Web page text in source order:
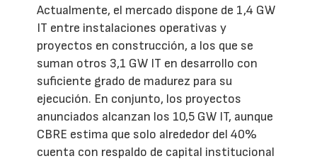
Actualmente, el mercado dispone de 1,4 GW
IT entre instalaciones operativas y
proyectos en construcción, a los que se
suman otros 3,1 GW IT en desarrollo con
suficiente grado de madurez para su
ejecución. En conjunto, los proyectos
anunciados alcanzan los 10,5 GW IT, aunque
CBRE estima que solo alrededor del 40%
cuenta con respaldo de capital institucional